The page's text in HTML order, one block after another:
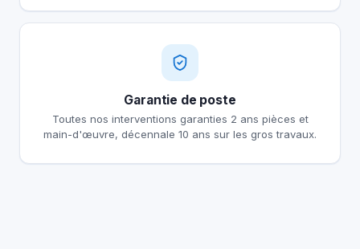
Garantie de poste
Toutes nos interventions garanties 2 ans pièces et
main-d'œuvre, décennale 10 ans sur les gros travaux.